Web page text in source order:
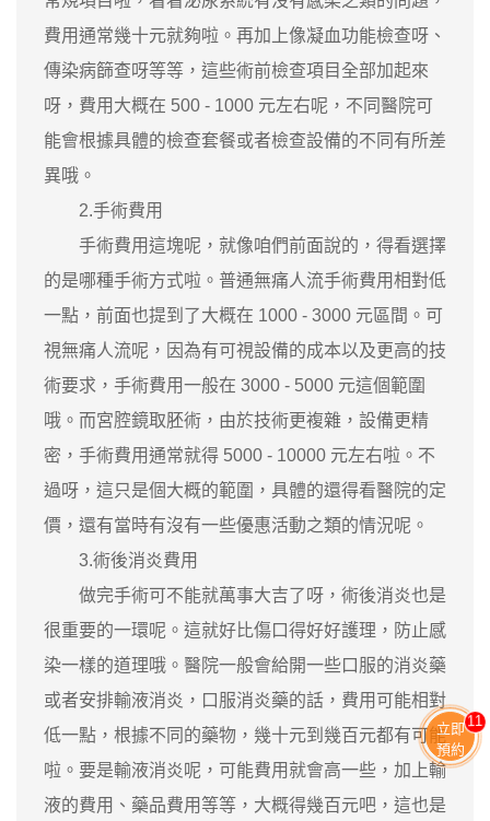
費用通常幾十元就夠啦。再加上像凝血功能檢查呀、
傳染病篩查呀等等，這些術前檢查項目全部加起來
呀，費用大概在 500 - 1000 元左右呢，不同醫院可
能會根據具體的檢查套餐或者檢查設備的不同有所差
異哦。
2.手術費用
手術費用這塊呢，就像咱們前面說的，得看選擇
的是哪種手術方式啦。普通無痛人流手術費用相對低
一點，前面也提到了大概在 1000 - 3000 元區間。可
視無痛人流呢，因為有可視設備的成本以及更高的技
術要求，手術費用一般在 3000 - 5000 元這個範圍
哦。而宮腔鏡取胚術，由於技術更複雜，設備更精
密，手術費用通常就得 5000 - 10000 元左右啦。不
過呀，這只是個大概的範圍，具體的還得看醫院的定
價，還有當時有沒有一些優惠活動之類的情況呢。
3.術後消炎費用
做完手術可不能就萬事大吉了呀，術後消炎也是
很重要的一環呢。這就好比傷口得好好護理，防止感
染一樣的道理哦。醫院一般會給開一些口服的消炎藥
或者安排輸液消炎，口服消炎藥的話，費用可能相對
低一點，根據不同的藥物，幾十元到幾百元都有可能
啦。要是輸液消炎呢，可能費用就會高一些，加上輸
液的費用、藥品費用等等，大概得幾百元吧，這也是
立即
預約
11